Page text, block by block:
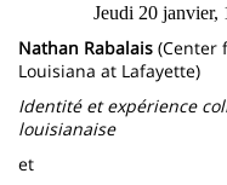
Jeudi 20 janvier,
Nathan Rabalais (Center
Louisiana at Lafayette)
Identité et expérience
louisianaise
et